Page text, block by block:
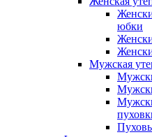
юбки
Мужская